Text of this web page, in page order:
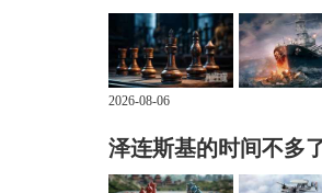
2026-08-06
泽连斯基的时间不多